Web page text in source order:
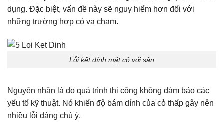
dụng. Đặc biệt, vấn đề này sẽ nguy hiểm hơn đối với
những trường hợp có va chạm.
Lỗi kết dính mặt cỏ với sân
Nguyên nhân là do quá trình thi công không đảm bảo các
yếu tố kỹ thuật. Nó khiến độ bám dính của cỏ thấp gây nên
nhiều lỗi đáng chú ý.